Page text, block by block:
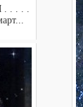
. . . .